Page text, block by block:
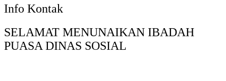
Info Kontak
SELAMAT MENUNAIKAN IBADAH
PUASA DINAS SOSIAL